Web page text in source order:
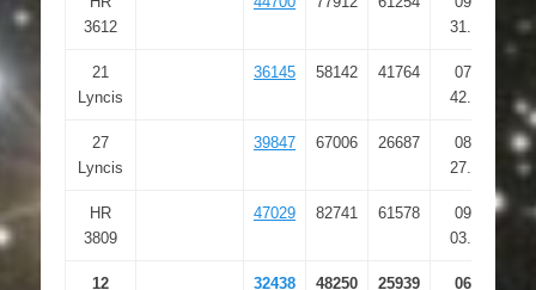
3612
31.768
21
Lyncis
36145 58142 41764
07 26
42.852
27
Lyncis
39847 67006 26687
08 08
27.448
HR
3809
47029 82741 61578
09 35
03.830
12
32438 48250 25939
06 46